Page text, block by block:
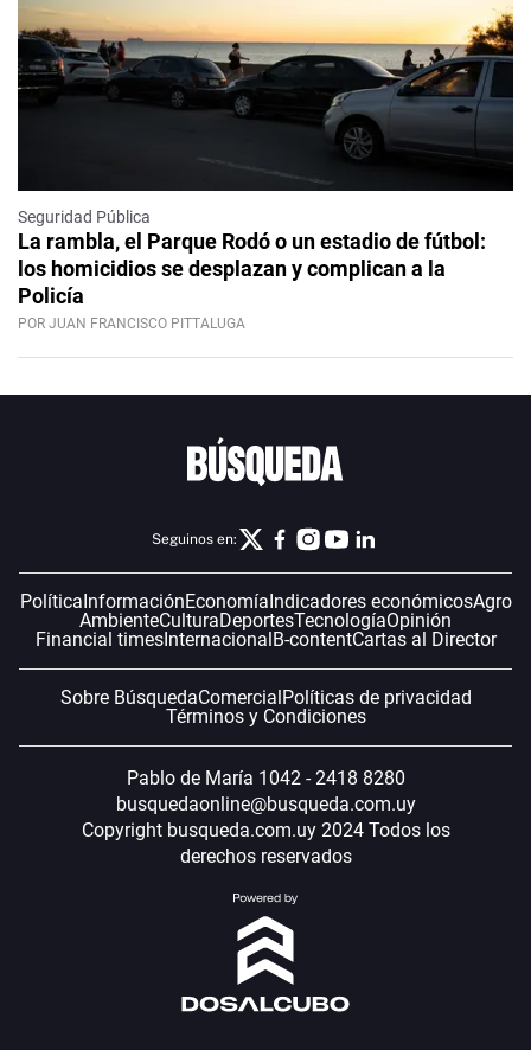
Seguridad Pública
La rambla, el Parque Rodó o un estadio de fútbol:
los homicidios se desplazan y complican a la
Policía
POR JUAN FRANCISCO PITTALUGA
Seguinos en:
Política InformaciónEconomía Indicadores económicosAgro
AmbienteCulturaDeportesTecnologíaOpinión
Financial timesInternacional B-contentCartas al Director
Sobre BúsquedaComercial Políticas de privacidad
Términos y Condiciones
Pablo de María 1042 - 2418 8280
busquedaonline@busqueda.com.uy
Copyright busqueda.com.uy 2024 Todos los
derechos reservados